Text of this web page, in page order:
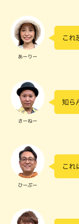
あーりー
これ
さーねー
知ら
ひーぷー
これ